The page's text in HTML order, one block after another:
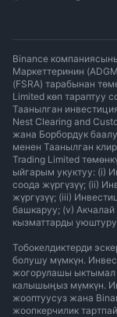
Binance
Маркеттеринин
(FSRA) тарабынан
Limited көп тараптуу
Таанылган
Nest Clearing and
жана Борбордук
менен Таанылган
Trading Limited
ыйгарым укуктуу: (i)
соода жүргүзүү; (ii)
жүргүзүү; (iii)
башкаруу; (v)
кызматтарды
Тобокелдиктерди
болушу мүмкүн.
жогорулашы ыктымал
калышыңыз мүмкүн.
жооптуусуз жана
жоопкерчилик